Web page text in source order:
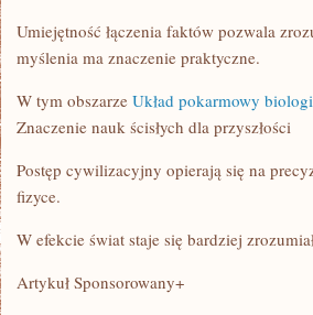
Umiejętność łączenia faktów pozwala
myślenia ma znaczenie praktyczne.
W tym obszarze Układ pokarmowy
Znaczenie nauk ścisłych dla przyszłości
Postęp cywilizacyjny opierają się na
fizyce.
W efekcie świat staje się bardziej
Artykuł Sponsorowany+